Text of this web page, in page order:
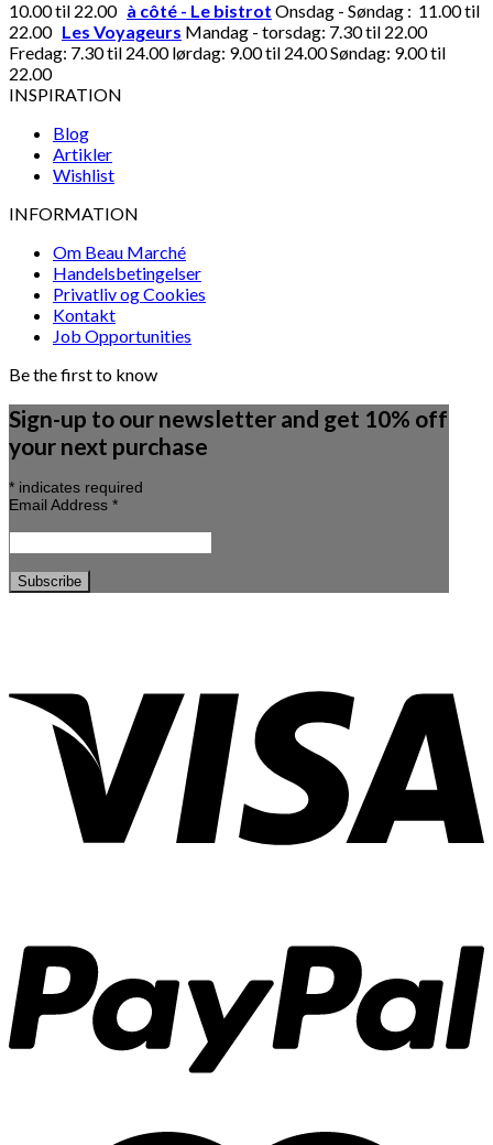
10.00 til 22.00 à côté - Le bistrot Onsdag - Søndag : 11.00 til
22.00 Les Voyageurs Mandag - torsdag: 7.30 til 22.00
Fredag: 7.30 til 24.00 lørdag: 9.00 til 24.00 Søndag: 9.00 til
22.00
INSPIRATION
Blog
Artikler
Wishlist
INFORMATION
Om Beau Marché
Handelsbetingelser
Privatliv og Cookies
Kontakt
Job Opportunities
Be the first to know
Sign-up to our newsletter and get 10% off
your next purchase
* indicates required
Email Address *